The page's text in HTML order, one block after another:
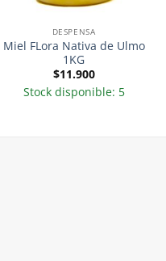
DESPENSA
Miel FLora Nativa de Ulmo
1KG
$11.900
Stock disponible: 5